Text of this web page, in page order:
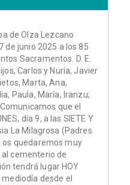
de Olza Lezcano
de junio 2025 a los 85
Sacramentos. D. E.
Carlos y Nuria, Javier
Marta, Ana,
Paula, María, Iranzu;
que el
día 9, a las SIETE Y
La Milagrosa (Padres
os quedaremos muy
cementerio de
tendrá lugar HOY
mediodía desde el